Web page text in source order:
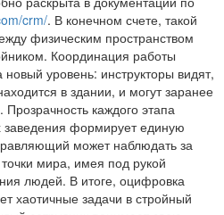
crm/. В конечном счете, такой
физическим пространством
Координация работы
уровень: инструкторы видят,
в здании, и могут заранее
Прозрачность каждого этапа
заведения формирует единую
может наблюдать за
мира, имея под рукой
людей. В итоге, оцифровка
хаотичные задачи в стройный